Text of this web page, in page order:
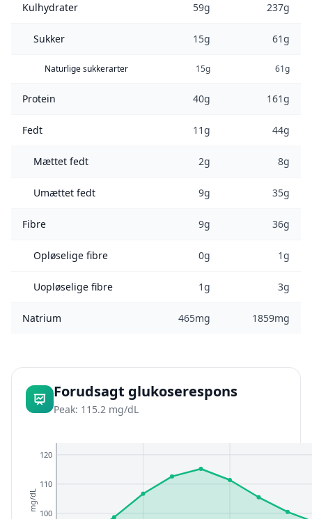
Kulhydrater 59g 237g
Sukker 15g 61g
Naturlige sukkerarter 15g 61g
Protein 40g 161g
Fedt 11g 44g
Mættet fedt 2g 8g
Umættet fedt 9g 35g
Fibre 9g 36g
Opløselige fibre 0g 1g
Uopløselige fibre 1g 3g
Natrium 465mg 1859mg
Forudsagt glukoserespons
Peak: 115.2 mg/dL
100
110
120
mg/dL